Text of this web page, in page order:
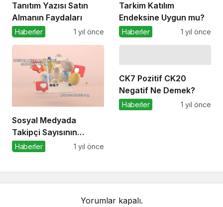
Tanıtım Yazısı Satın
Almanın Faydaları
Haberler 1 yıl önce
Tarkim Katılım
Endeksine Uygun mu?
Haberler 1 yıl önce
Sosyal Medyada
Takipçi Sayısının
Önemi
Haberler 1 yıl önce
CK7 Pozitif CK20
Negatif Ne Demek?
Haberler 1 yıl önce
Yorumlar kapalı.